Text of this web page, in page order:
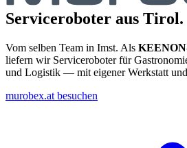
Serviceroboter aus Tirol.
Vom selben Team in Imst. Als
liefern wir Serviceroboter für
und Logistik — mit eigener Werkstatt
murobex.at besuchen